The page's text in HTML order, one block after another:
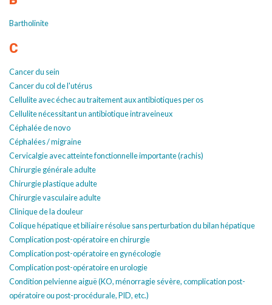
Bartholinite
C
Cancer du sein
Cancer du col de l'utérus
Cellulite avec échec au traitement aux antibiotiques per os
Cellulite nécessitant un antibiotique intraveineux
Céphalée de novo
Céphalées / migraine
Cervicalgie avec atteinte fonctionnelle importante (rachis)
Chirurgie générale adulte
Chirurgie plastique adulte
Chirurgie vasculaire adulte
Clinique de la douleur
Colique hépatique et biliaire résolue sans perturbation du bilan hépatique
Complication post-opératoire en chirurgie
Complication post-opératoire en gynécologie
Complication post-opératoire en urologie
Condition pelvienne aiguë (KO, ménorragie sévère, complication post-
opératoire ou post-procédurale, PID, etc.)